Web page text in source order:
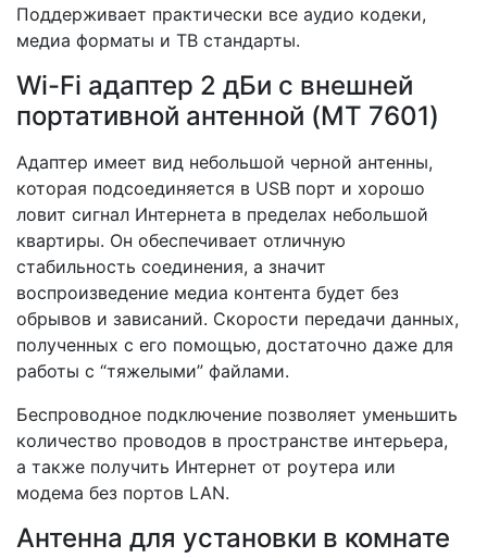
Поддерживает практически все аудио кодеки,
медиа форматы и ТВ стандарты.
Wi-Fi адаптер 2 дБи с внешней
портативной антенной (MT 7601)
Адаптер имеет вид небольшой черной антенны,
которая подсоединяется в USB порт и хорошо
ловит сигнал Интернета в пределах небольшой
квартиры. Он обеспечивает отличную
стабильность соединения, а значит
воспроизведение медиа контента будет без
обрывов и зависаний. Скорости передачи данных,
полученных с его помощью, достаточно даже для
работы с “тяжелыми” файлами.
Беспроводное подключение позволяет уменьшить
количество проводов в пространстве интерьера,
а также получить Интернет от роутера или
модема без портов LAN.
Антенна для установки в комнате